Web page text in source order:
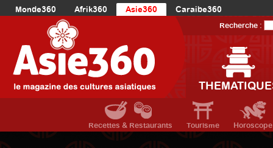
Monde360 Afrik360 Asie360
Caraibe360
Europe360
AmériqueDuNord360
Océanie360
Recherche :
Recettes & Restaurants Tourisme Horoscope